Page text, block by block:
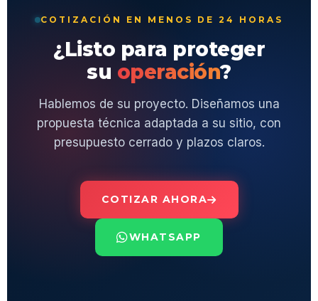
COTIZACIÓN EN MENOS DE 24 HORAS
¿Listo para proteger
su operación?
Hablemos de su proyecto. Diseñamos una
propuesta técnica adaptada a su sitio, con
presupuesto cerrado y plazos claros.
COTIZAR AHORA
WHATSAPP